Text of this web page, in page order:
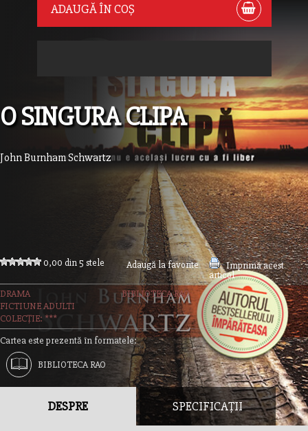
ADAUGĂ ÎN COȘ
O SINGURA CLIPA
John Burnham Schwartz
0,00 din 5 stele Adaugă la favorite
Imprimă acest
articol
DRAMA
BIBLIOTECA RAO
FICTIUNE ADULTI
COLECȚIE: ***
Cartea este prezentă în formatele:
BIBLIOTECA RAO
DESPRE SPECIFICAȚII